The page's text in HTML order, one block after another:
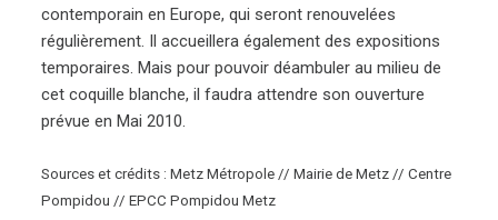
contemporain en Europe, qui seront renouvelées
régulièrement. Il accueillera également des expositions
temporaires. Mais pour pouvoir déambuler au milieu de
cet coquille blanche, il faudra attendre son ouverture
prévue en Mai 2010.
Sources et crédits : Metz Métropole // Mairie de Metz // Centre
Pompidou // EPCC Pompidou Metz